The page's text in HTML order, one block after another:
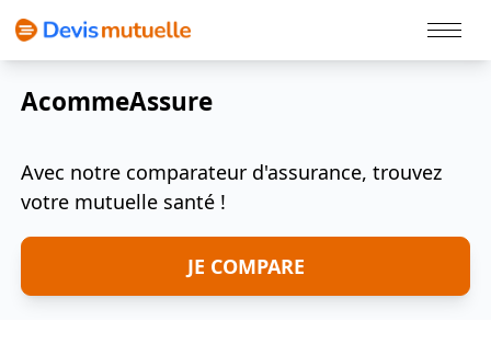
AcommeAssure
Avec notre comparateur d'assurance, trouvez
votre mutuelle santé !
JE COMPARE
Politique Cookies